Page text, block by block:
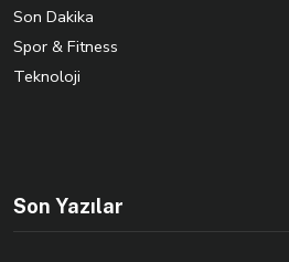
Son Dakika
Spor & Fitness
Teknoloji
Son Yazılar